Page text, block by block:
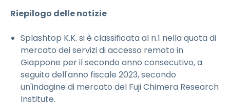
Riepilogo delle notizie
Splashtop K.K. si è classificata al n.1 nella quota di
mercato dei servizi di accesso remoto in
Giappone per il secondo anno consecutivo, a
seguito dell'anno fiscale 2023, secondo
un'indagine di mercato del Fuji Chimera Research
Institute.